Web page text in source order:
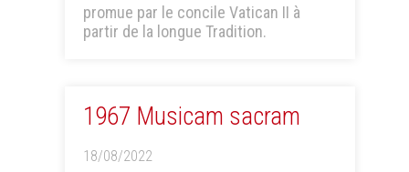
promue par le concile Vatican II à
partir de la longue Tradition.
1967 Musicam sacram
18/08/2022